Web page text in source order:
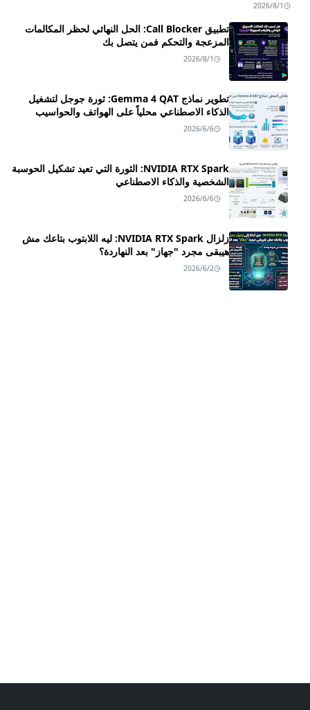
2026/8/1
تطبيق Call Blocker: الحل النهائي لحظر المكالمات
المزعجة والتحكم فمن يتصل بك
2026/8/1
تطوير نماذج Gemma 4 QAT: ثورة جوجل لتشغيل
الذكاء الاصطناعي محلياً على الهواتف والحواسيب
2026/6/6
NVIDIA RTX Spark: الثورة التي تعيد تشكيل الحوسبة
الشخصية والذكاء الاصطناعي
2026/6/6
زلزال NVIDIA RTX Spark: ليه اللابتوب بتاعك مش
هيبقى مجرد "جهاز" بعد النهاردة؟
2026/6/2